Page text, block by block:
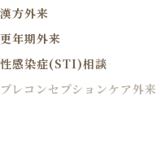
漢方外来
更年期外来
性感染症(STI)相談
プレコンセプションケア外来